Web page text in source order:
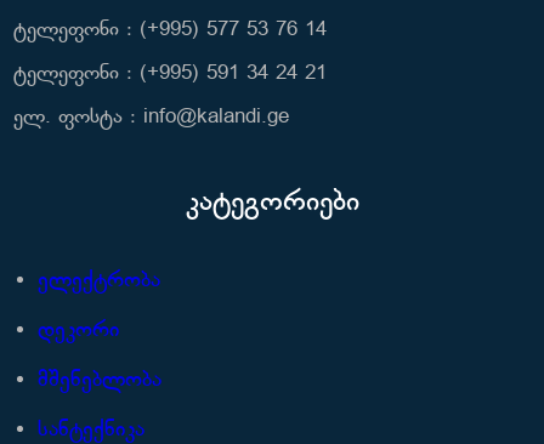
ტელეფონი : (+995) 577 53 76 14
ტელეფონი : (+995) 591 34 24 21
ელ. ფოსტა : info@kalandi.ge
კატეგორიები
ელექტრობა
დეკორი
მშენებლობა
სანტექნიკა